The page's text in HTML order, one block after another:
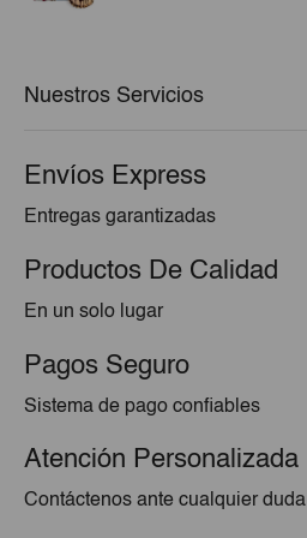
Nuestros Servicios
Envíos Express
Entregas garantizadas
Productos De Calidad
En un solo lugar
Pagos Seguro
Sistema de pago confiables
Atención Personalizada
Contáctenos ante cualquier duda